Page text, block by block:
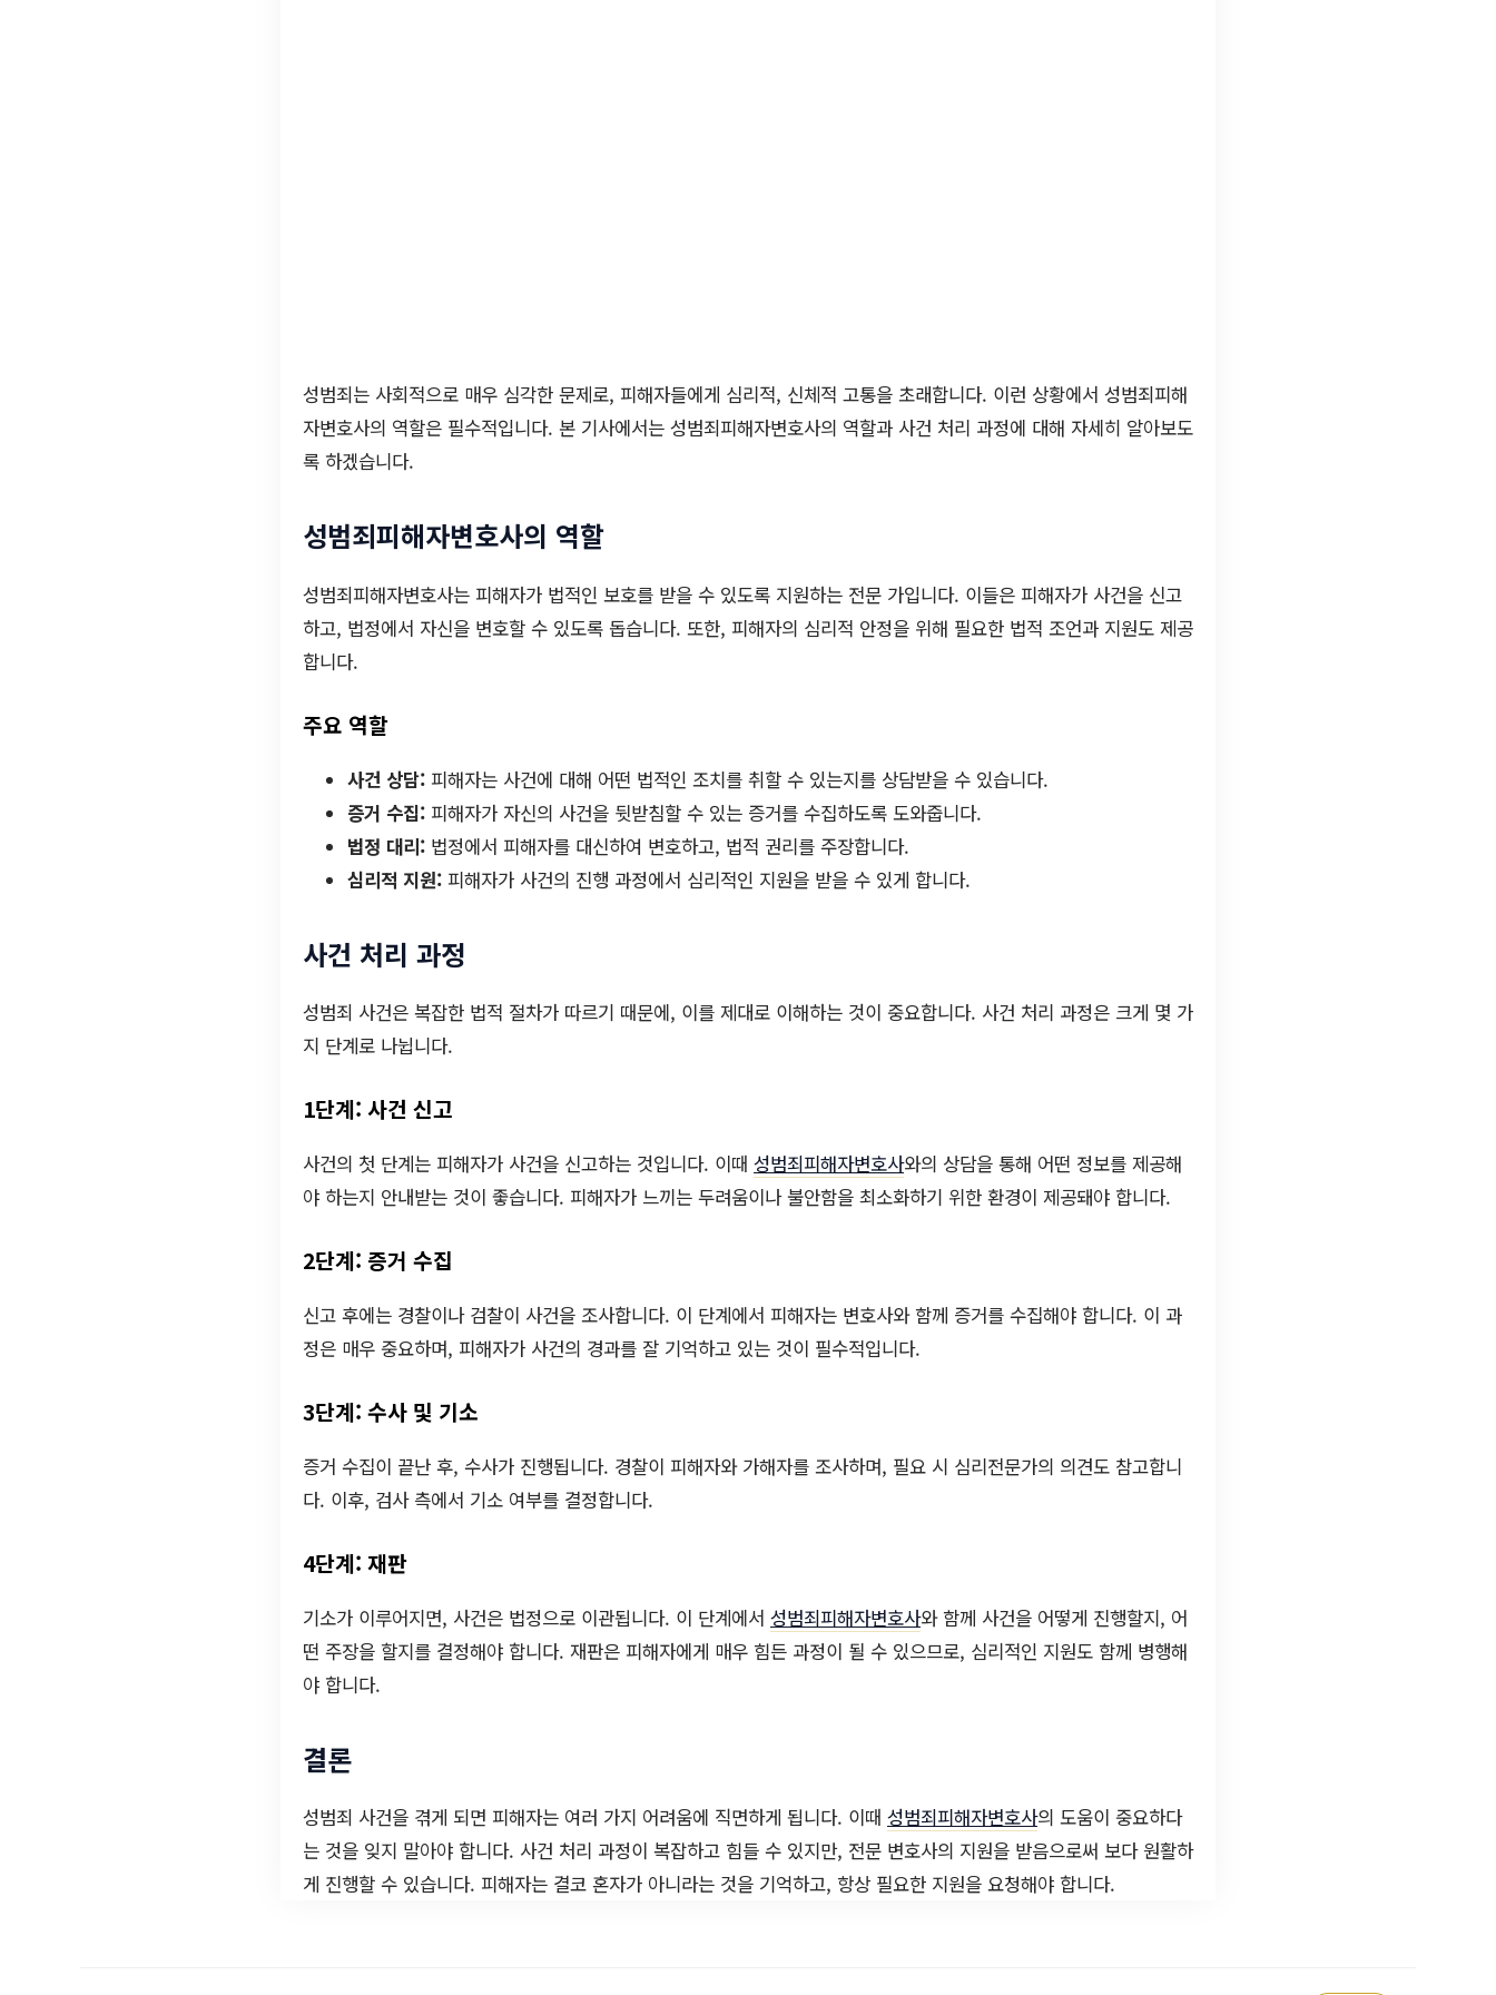
성범죄는 사회적으로 매우 심각한 문제로, 피해자들에게 심리적, 신체적 고통을 초래합니다. 이런 상황에서 성범죄피해
자변호사의 역할은 필수적입니다. 본 기사에서는 성범죄피해자변호사의 역할과 사건 처리 과정에 대해 자세히 알아보도
록 하겠습니다.
성범죄피해자변호사의 역할
성범죄피해자변호사는 피해자가 법적인 보호를 받을 수 있도록 지원하는 전문 가입니다. 이들은 피해자가 사건을 신고
하고, 법정에서 자신을 변호할 수 있도록 돕습니다. 또한, 피해자의 심리적 안정을 위해 필요한 법적 조언과 지원도 제공
합니다.
주요 역할
사건 상담: 피해자는 사건에 대해 어떤 법적인 조치를 취할 수 있는지를 상담받을 수 있습니다.
증거 수집: 피해자가 자신의 사건을 뒷받침할 수 있는 증거를 수집하도록 도와줍니다.
법정 대리: 법정에서 피해자를 대신하여 변호하고, 법적 권리를 주장합니다.
심리적 지원: 피해자가 사건의 진행 과정에서 심리적인 지원을 받을 수 있게 합니다.
사건 처리 과정
성범죄 사건은 복잡한 법적 절차가 따르기 때문에, 이를 제대로 이해하는 것이 중요합니다. 사건 처리 과정은 크게 몇 가
지 단계로 나뉩니다.
1단계: 사건 신고
사건의 첫 단계는 피해자가 사건을 신고하는 것입니다. 이때 성범죄피해자변호사와의 상담을 통해 어떤 정보를 제공해
야 하는지 안내받는 것이 좋습니다. 피해자가 느끼는 두려움이나 불안함을 최소화하기 위한 환경이 제공돼야 합니다.
2단계: 증거 수집
신고 후에는 경찰이나 검찰이 사건을 조사합니다. 이 단계에서 피해자는 변호사와 함께 증거를 수집해야 합니다. 이 과
정은 매우 중요하며, 피해자가 사건의 경과를 잘 기억하고 있는 것이 필수적입니다.
3단계: 수사 및 기소
증거 수집이 끝난 후, 수사가 진행됩니다. 경찰이 피해자와 가해자를 조사하며, 필요 시 심리전문가의 의견도 참고합니
다. 이후, 검사 측에서 기소 여부를 결정합니다.
4단계: 재판
기소가 이루어지면, 사건은 법정으로 이관됩니다. 이 단계에서 성범죄피해자변호사와 함께 사건을 어떻게 진행할지, 어
떤 주장을 할지를 결정해야 합니다. 재판은 피해자에게 매우 힘든 과정이 될 수 있으므로, 심리적인 지원도 함께 병행해
야 합니다.
결론
성범죄 사건을 겪게 되면 피해자는 여러 가지 어려움에 직면하게 됩니다. 이때 성범죄피해자변호사의 도움이 중요하다
는 것을 잊지 말아야 합니다. 사건 처리 과정이 복잡하고 힘들 수 있지만, 전문 변호사의 지원을 받음으로써 보다 원활하
게 진행할 수 있습니다. 피해자는 결코 혼자가 아니라는 것을 기억하고, 항상 필요한 지원을 요청해야 합니다.